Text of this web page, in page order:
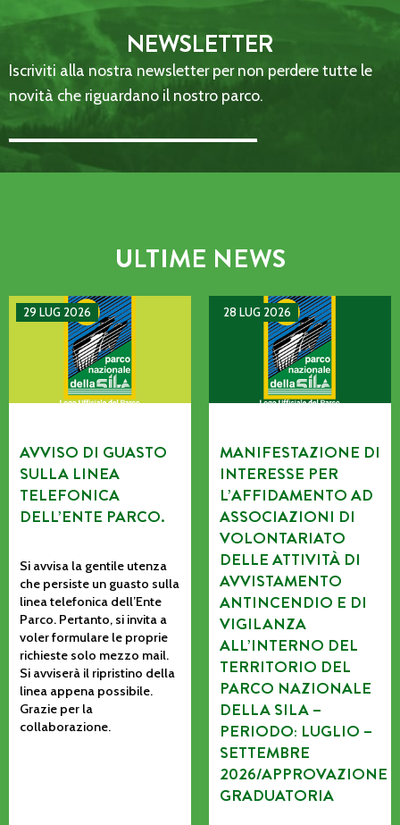
NEWSLETTER
Iscriviti alla nostra newsletter per non perdere tutte le
novità che riguardano il nostro parco.
Email Address::: (required)
ULTIME NEWS
29 LUG 2026
AVVISO DI GUASTO SULLA LINEA TELEFONICA DELL’ENTE
AVVISO DI GUASTO
SULLA LINEA
TELEFONICA
DELL’ENTE PARCO.
Si avvisa la gentile utenza
che persiste un guasto sulla
linea telefonica dell’Ente
Parco. Pertanto, si invita a
voler formulare le proprie
richieste solo mezzo mail.
Si avviserà il ripristino della
linea appena possibile.
Grazie per la
collaborazione.
28 LUG 2026
MANIFESTAZIONE DI
MANIFESTAZIONE DI
INTERESSE PER
L’AFFIDAMENTO AD
ASSOCIAZIONI DI
VOLONTARIATO
DELLE ATTIVITÀ DI
AVVISTAMENTO
ANTINCENDIO E DI
VIGILANZA
ALL’INTERNO DEL
TERRITORIO DEL
PARCO NAZIONALE
DELLA SILA –
PERIODO: LUGLIO –
SETTEMBRE
2026/APPROVAZIONE
GRADUATORIA